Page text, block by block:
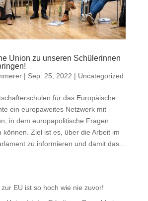
Union zu unseren Schülerinnen
| Sep. 25, 2022 | Uncategorized
für das Europäische
ein europaweites Netzwerk mit
in dem europapolitische Fragen
können. Ziel ist es, über die Arbeit im
zu informieren und damit das...
EU ist so hoch wie nie zuvor!